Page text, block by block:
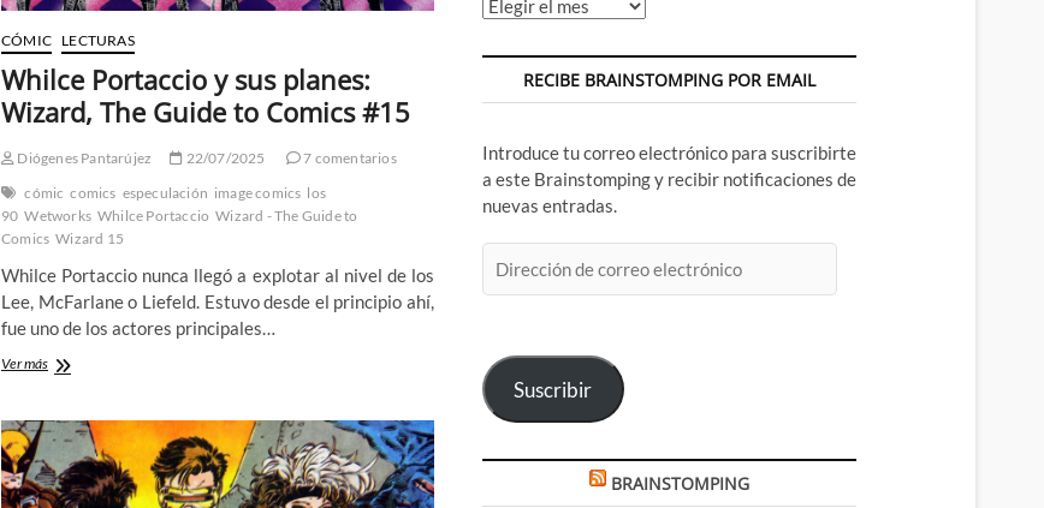
CÓMIC LECTURAS
Whilce Portaccio y sus planes:
Wizard, The Guide to Comics #15
Diógenes Pantarújez 22/07/2025
7 comentarios
cómic comics especulación image comics los
90 Wetworks Whilce Portaccio Wizard - The Guide to
Comics Wizard 15
Whilce Portaccio nunca llegó a explotar al nivel de los
Lee, McFarlane o Liefeld. Estuvo desde el principio ahí,
fue uno de los actores principales…
Ver másWhilce
sus
Wizard,
The
Archivos
RECIBE BRAINSTOMPING POR EMAIL
Introduce tu correo electrónico para suscribirte
a este Brainstomping y recibir notificaciones de
nuevas entradas.
de
Suscribir
BRAINSTOMPING